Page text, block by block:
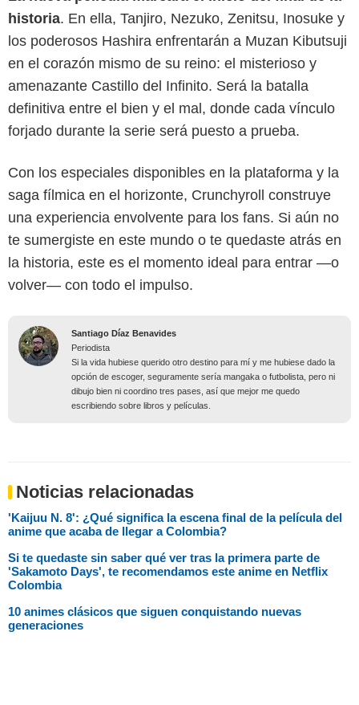
historia. En ella, Tanjiro, Nezuko, Zenitsu, Inosuke y
los poderosos Hashira enfrentarán a Muzan Kibutsuji
en el corazón mismo de su reino: el misterioso y
amenazante Castillo del Infinito. Será la batalla
definitiva entre el bien y el mal, donde cada vínculo
forjado durante la serie será puesto a prueba.
Con los especiales disponibles en la plataforma y la
saga fílmica en el horizonte, Crunchyroll construye
una experiencia envolvente para los fans. Si aún no
te sumergiste en este mundo o te quedaste atrás en
la historia, este es el momento ideal para entrar —o
volver— con todo el impulso.
Santiago Díaz Benavides
Periodista
Si la vida hubiese querido otro destino para mí y me hubiese dado la
opción de escoger, seguramente sería mangaka o futbolista, pero ni
dibujo bien ni coordino tres pases, así que mejor me quedo
escribiendo sobre libros y películas.
Noticias relacionadas
'Kaijuu N. 8': ¿Qué significa la escena final de la película del
anime que acaba de llegar a Colombia?
Si te quedaste sin saber qué ver tras la primera parte de
'Sakamoto Days', te recomendamos este anime en Netflix
Colombia
10 animes clásicos que siguen conquistando nuevas
generaciones